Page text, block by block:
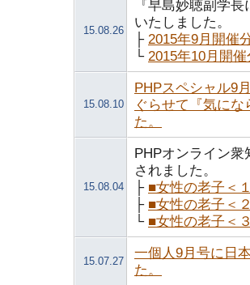
15.08.26
『早島妙聴副学
いたしました。
├ 2015年9月開催
└ 2015年10月開催
15.08.10
PHPスペシャル9
ぐらせて『気に
た。
15.08.04
PHPオンライン
されました。
├ ■女性の老子＜
├ ■女性の老子＜
└ ■女性の老子＜
15.07.27
一個人9月号に日
た。